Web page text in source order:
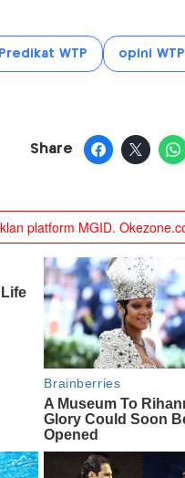
Predikat WTP opini WTP
Share